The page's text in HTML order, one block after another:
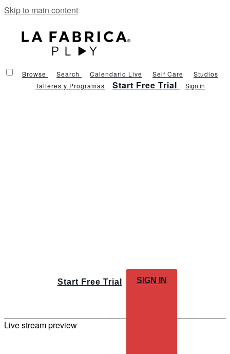
Skip to main content
Browse Search Calendario Live Self Care
Studios
Talleres y Programas
Start Free Trial Sign in
Start Free Trial SIGN IN
Live stream preview